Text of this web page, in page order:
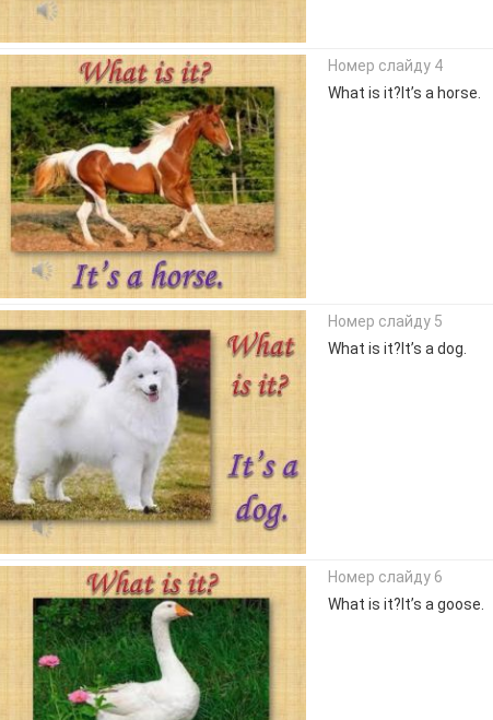
Номер слайду 4
What is it?It’s a horse.
Номер слайду 5
What is it?It’s a dog.
Номер слайду 6
What is it?It’s a goose.